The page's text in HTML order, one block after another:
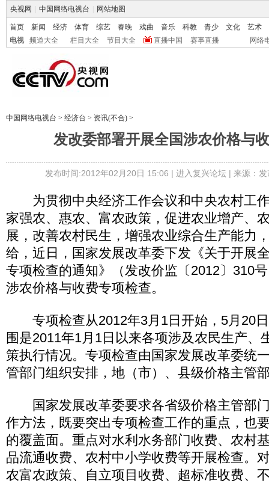
央视网 中国网络电视台 网站地图
首页 新闻 经济 体育 综艺 春晚 戏曲 音乐 科教 青少 文化
艺术
电视
频道大全 栏目大全 节目大全 直播中国 赛事直播 网络
中国网络电视台 > 经济台 > 资讯(不合) >
发改委部署开展全国涉农价格与
发布时间:2012年02月20日 15:06 | 进入复兴论坛| 来源：
为贯彻中央经济工作会议和中央农村工
家强农、惠农、富农政策，促进农业增产、
展，改善农村民生，增强农业综合生产能力
给，近日，国家发展改革委下发《关于开展
专项检查的通知》（发改价监〔2012〕310
涉农价格与收费专项检查。
专项检查从2012年3月1日开始，5月20日
围是2011年1月1日以来各项涉及农民生产、
策执行情况。专项检查由国家发展改革委统
管部门组织安排，地（市）、县级价格主管
国家发展改革委要求各省级价格主管部
作方法，既要突出专项检查工作的重点，也
的覆盖面。重点对水利水务部门收费、农村
品流通收费、农村中小学收费等开展检查。
农富农政策、自立项目收费、超标准收费、